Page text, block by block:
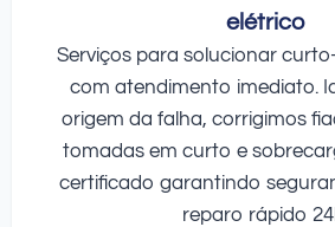
elétrico
Serviços para solucionar
com atendimento imediato.
origem da falha, corrigimos
tomadas em curto e
certificado garantindo
reparo rápido